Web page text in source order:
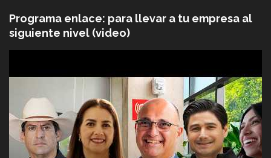
Programa enlace: para llevar a tu empresa al
siguiente nivel (video)